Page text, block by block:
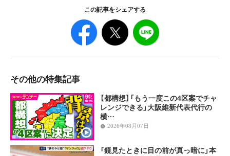
この記事をシェアする
その他の特集記事
【都構想】「もう一度この4区案でチャ
レンジできる」大阪維新代表代行の
横…
2026年08月07日
「鏡見たときに目の前が真っ暗に」本